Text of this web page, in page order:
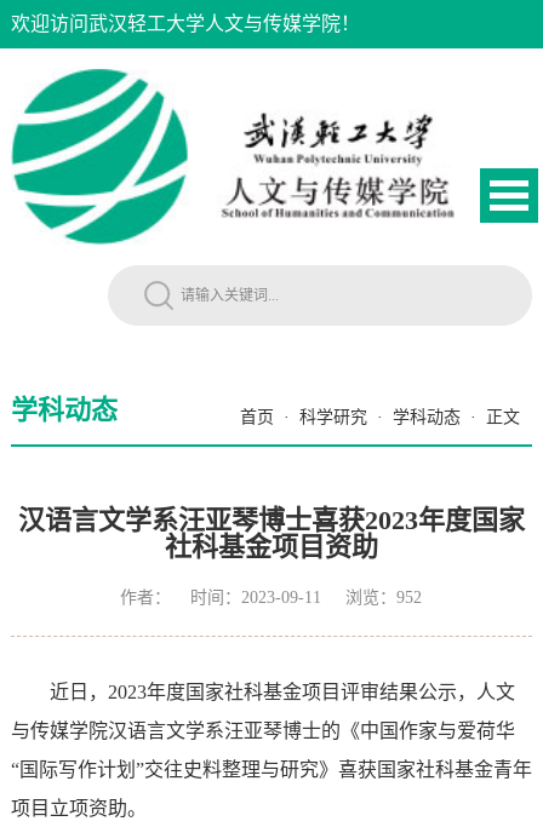
欢迎访问武汉轻工大学人文与传媒学院！
学科动态 首页 · 科学研究 · 学科动态 · 正文
汉语言文学系汪亚琴博士喜获2023年度国家
社科基金项目资助
作者： 时间：2023-09-11 浏览：952
近日，2023年度国家社科基金项目评审结果公示，人文
与传媒学院汉语言文学系汪亚琴博士的《中国作家与爱荷华
“国际写作计划”交往史料整理与研究》喜获国家社科基金青年
项目立项资助。